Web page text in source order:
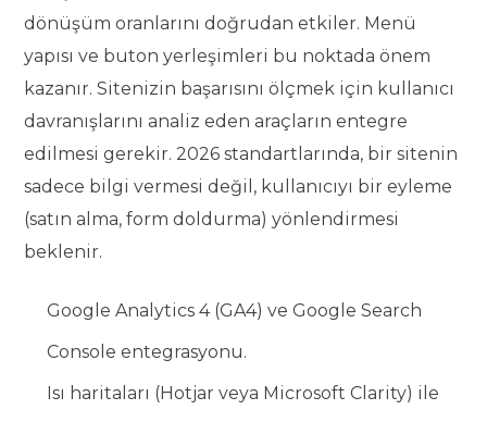
dönüşüm oranlarını doğrudan etkiler. Menü
yapısı ve buton yerleşimleri bu noktada önem
kazanır. Sitenizin başarısını ölçmek için kullanıcı
davranışlarını analiz eden araçların entegre
edilmesi gerekir. 2026 standartlarında, bir sitenin
sadece bilgi vermesi değil, kullanıcıyı bir eyleme
(satın alma, form doldurma) yönlendirmesi
beklenir.
Google Analytics 4 (GA4) ve Google Search
Console entegrasyonu.
Isı haritaları (Hotjar veya Microsoft Clarity) ile